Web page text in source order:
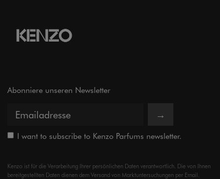
Abonniere unseren Newsletter
→
I want to subscribe to Kenzo Parfums newsletter.
Kenzo ist für die Verarbeitung Ihrer persönlichen Daten verantwortlich. Die von Ihnen
bereitgestellten Daten dienen dem Versand von Marktuntersuchungen per Email.